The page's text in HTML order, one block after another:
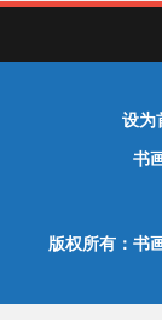
设为
书
版权所有：